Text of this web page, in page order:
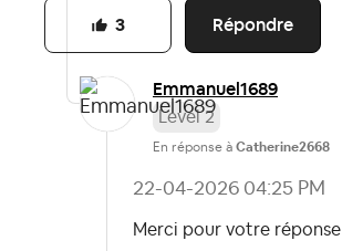
Répondre
3
Emmanuel1689
Level 2
En réponse à Catherine2668
‎22-04-2026 04:25 PM
Merci pour votre réponse